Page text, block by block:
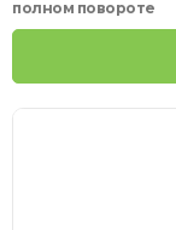
полном повороте